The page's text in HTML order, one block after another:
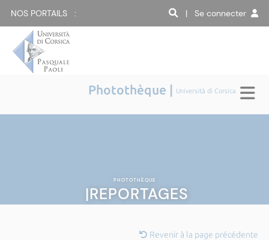
NOS PORTAILS : | Se connecter
Photothèque | Università di Corsica
PHOTOTHÈQUE
|REPORTAGES
Revenir à la page précédente